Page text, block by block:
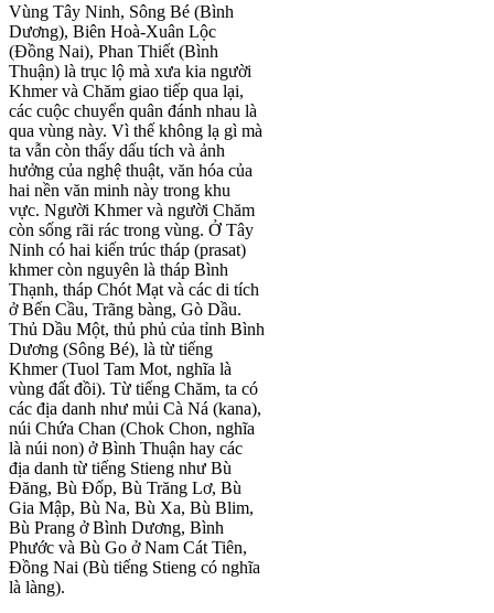
Vùng Tây Ninh, Sông Bé (Bình
Dương), Biên Hoà-Xuân Lộc
(Đồng Nai), Phan Thiết (Bình
Thuận) là trục lộ mà xưa kia người
Khmer và Chăm giao tiếp qua lại,
các cuộc chuyển quân đánh nhau là
qua vùng này. Vì thế không lạ gì mà
ta vẫn còn thấy dấu tích và ảnh
hưởng của nghệ thuật, văn hóa của
hai nền văn minh này trong khu
vực. Người Khmer và người Chăm
còn sống rãi rác trong vùng. Ở Tây
Ninh có hai kiến trúc tháp (prasat)
khmer còn nguyên là tháp Bình
Thạnh, tháp Chót Mạt và các di tích
ở Bến Cầu, Trãng bàng, Gò Dầu.
Thủ Dầu Một, thủ phủ của tỉnh Bình
Dương (Sông Bé), là từ tiếng
Khmer (Tuol Tam Mot, nghĩa là
vùng đất đồi). Từ tiếng Chăm, ta có
các địa danh như mủi Cà Ná (kana),
núi Chứa Chan (Chok Chon, nghĩa
là núi non) ở Bình Thuận hay các
địa danh từ tiếng Stieng như Bù
Đăng, Bù Đốp, Bù Trăng Lơ, Bù
Gia Mập, Bù Na, Bù Xa, Bù Blim,
Bù Prang ở Bình Dương, Bình
Phước và Bù Go ở Nam Cát Tiên,
Đồng Nai (Bù tiếng Stieng có nghĩa
là làng).